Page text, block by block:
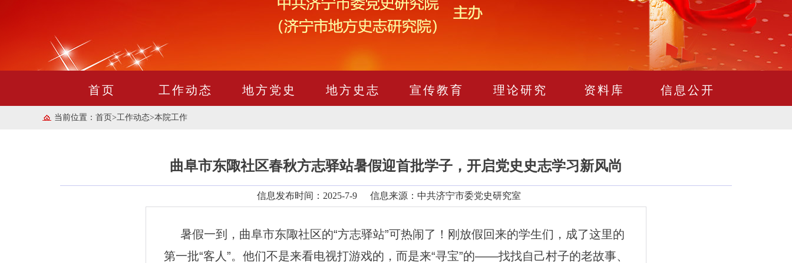
首页 工作动态 地方党史 地方史志 宣传教育 理论研究 资料库 信息公开
当前位置： 首页>工作动态>本院工作
曲阜市东陬社区春秋方志驿站暑假迎首批学子，开启党史史志学习新风尚
信息发布时间：2025-7-9 信息来源： 中共济宁市委党史研究室
暑假一到， 曲阜市东陬社区的“方志驿站”可热闹了！刚放假回来的学生们，成了这里的
第一批“客人”。他们不是来看电视打游戏的，而是来“寻宝”的——找找自己村子的老故事、